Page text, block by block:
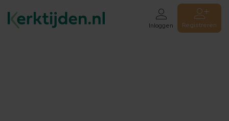
Inloggen Registreren